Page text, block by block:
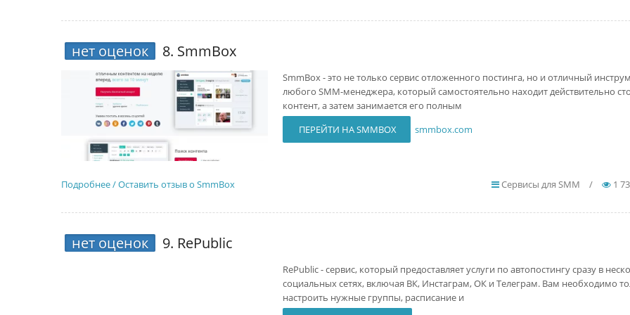
нет оценок 8. SmmBox
SmmBox - это не только сервис отложенного постинга, но и отличный
любого SMM-менеджера, который самостоятельно находит действительно
контент, а затем занимается его полным
ПЕРЕЙТИ НА SMMBOX
smmbox.com
Подробнее / Оставить отзыв о SmmBox Сервисы для SMM / 1
нет оценок 9. RePublic
RePublic - сервис, который предоставляет услуги по автопостингу сразу в
социальных сетях, включая ВК, Инстаграм, ОК и Телеграм. Вам необходимо
настроить нужные группы, расписание и